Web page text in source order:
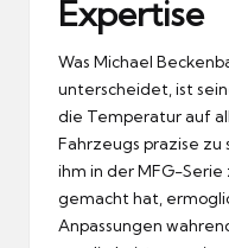
Expertise
Was Michael
unterscheidet, ist
die Temperatur auf
Fahrzeugs prazise zu
ihm in der MFG-
gemacht hat,
Anpassungen